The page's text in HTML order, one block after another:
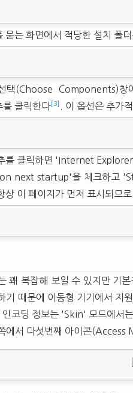
묻는 화면에서 적당한 설치 폴
택(Choose Components)
클릭한다 [3] . 이 옵션은 추가
를 클릭하면 'Internet
next startup'을 체크하고
상 이 페이지가 먼저 표시되므
꽤 복잡해 보일 수 있지만 기
기 때문에 이동형 기기에서 지
인코딩 정보는 'Skin' 모드에
에서 다섯번째 아이콘